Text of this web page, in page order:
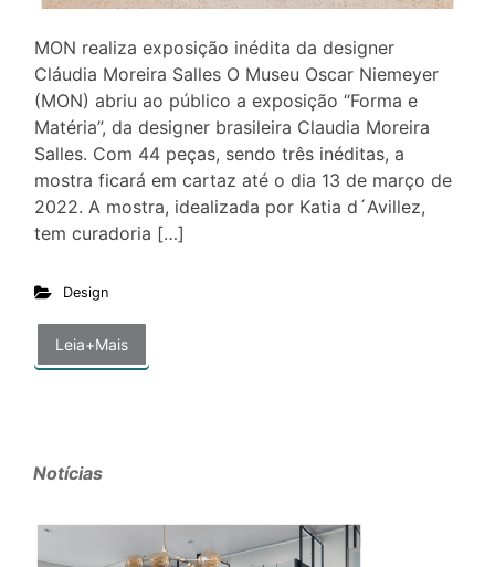
MON realiza exposição inédita da designer
Cláudia Moreira Salles O Museu Oscar Niemeyer
(MON) abriu ao público a exposição “Forma e
Matéria”, da designer brasileira Claudia Moreira
Salles. Com 44 peças, sendo três inéditas, a
mostra ficará em cartaz até o dia 13 de março de
2022. A mostra, idealizada por Katia d´Avillez,
tem curadoria […]
Design
Leia+Mais
Notícias